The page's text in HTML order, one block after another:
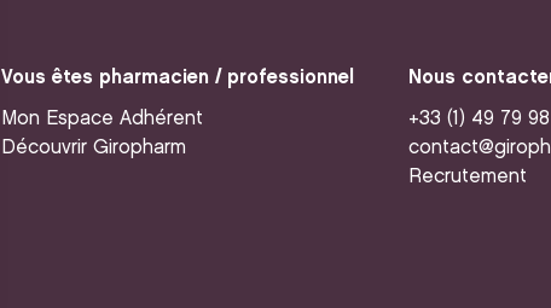
Vous êtes pharmacien / professionnel
Mon Espace Adhérent
Découvrir Giropharm
Nous
+33 (1) 49 79
Recrutement